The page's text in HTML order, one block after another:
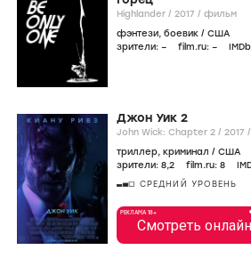
Highlander / 2017 / фильм
фэнтези, боевик / США
зрители: – film.ru: –
Джон Уик 2
John Wick: Chapter 2 / 2017 /
триллер, криминал / США
зрители: 8,2 film.ru: 8
СРЕДНИЙ УРОВЕНЬ
РЕКЛАМА 18+
Смотреть онлайн